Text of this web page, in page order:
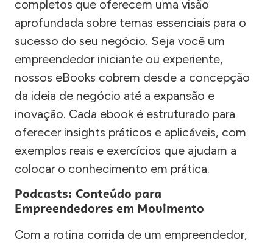
completos que oferecem uma visão
aprofundada sobre temas essenciais para o
sucesso do seu negócio. Seja você um
empreendedor iniciante ou experiente,
nossos eBooks cobrem desde a concepção
da ideia de negócio até a expansão e
inovação. Cada ebook é estruturado para
oferecer insights práticos e aplicáveis, com
exemplos reais e exercícios que ajudam a
colocar o conhecimento em prática.
Podcasts: Conteúdo para
Empreendedores em Movimento
Com a rotina corrida de um empreendedor,